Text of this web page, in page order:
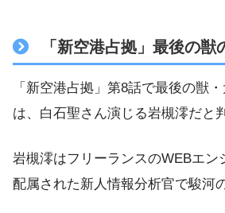
「新空港占拠」最後の獣
「新空港占拠」第8話で最後の獣
は、白石聖さん演じる岩槻澪だと
岩槻澪はフリーランスのWEBエン
配属された新人情報分析官で駿河